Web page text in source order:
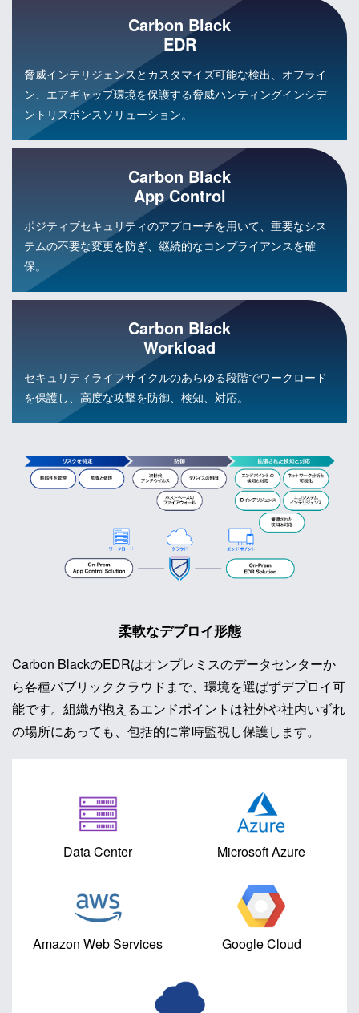
Carbon Black
EDR
脅威インテリジェンスとカスタマイズ可能な検出、オフライ
ン、エアギャップ環境を保護する脅威ハンティングインシデ
ントリスポンスソリューション。
Carbon Black
App Control
ポジティブセキュリティのアプローチを用いて、重要なシス
テムの不要な変更を防ぎ、継続的なコンプライアンスを確
保。
Carbon Black
Workload
セキュリティライフサイクルのあらゆる段階でワークロード
を保護し、高度な攻撃を防御、検知、対応。
柔軟なデプロイ形態
Carbon BlackのEDRはオンプレミスのデータセンターか
ら各種パブリッククラウドまで、環境を選ばずデプロイ可
能です。組織が抱えるエンドポイントは社外や社内いずれ
の場所にあっても、包括的に常時監視し保護します。
Data Center Microsoft Azure
Amazon Web Services Google Cloud